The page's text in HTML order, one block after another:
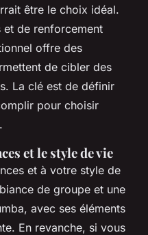
être le choix idéal.
et de renforcement
offre des
de cibler des
La clé est de définir
pour choisir
et le style de vie
et à votre style de
de groupe et une
avec ses éléments
En revanche, si vous